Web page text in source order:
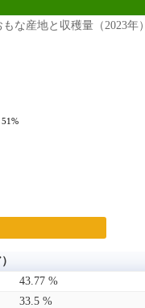
もな産地と収穫量（2023年）
43.77 %
33.5 %